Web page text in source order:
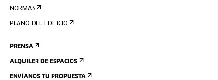
NORMAS
PLANO DEL EDIFICIO
PRENSA
ALQUILER DE ESPACIOS
ENVÍANOS TU PROPUESTA